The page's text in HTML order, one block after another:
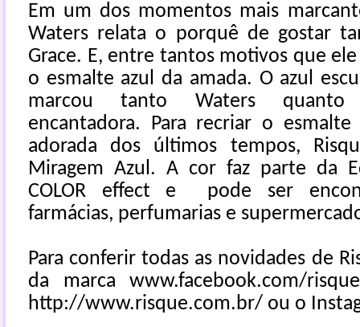
Em um dos momentos mais
Waters relata o porquê de gostar
Grace. E, entre tantos motivos que
o esmalte azul da amada. O azul
marcou tanto Waters quanto
encantadora. Para recriar o
adorada dos últimos tempos,
Miragem Azul. A cor faz parte da
COLOR effect e pode ser
farmácias, perfumarias e
Para conferir todas as novidades de
da marcawww.facebook.com/
http://www.risque.com.br/ ou o